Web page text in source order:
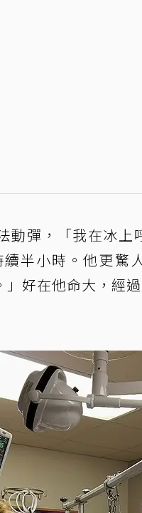
動彈，「我在冰
半小時。他更驚
好在他命大，經